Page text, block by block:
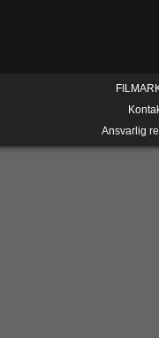
Ansvarlig